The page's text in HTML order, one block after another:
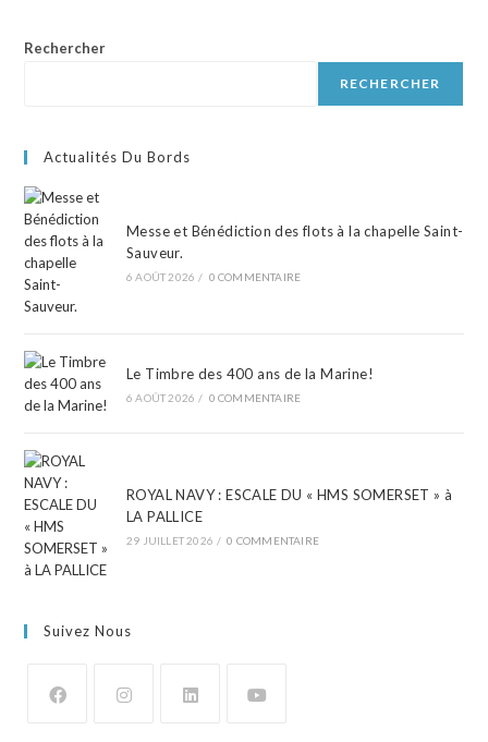
Rechercher
RECHERCHER
Actualités Du Bords
Messe et Bénédiction des flots à la chapelle Saint-
Sauveur.
6 AOÛT 2026 / 0 COMMENTAIRE
Le Timbre des 400 ans de la Marine!
6 AOÛT 2026 / 0 COMMENTAIRE
ROYAL NAVY : ESCALE DU « HMS SOMERSET » à
LA PALLICE
29 JUILLET 2026 / 0 COMMENTAIRE
Suivez Nous